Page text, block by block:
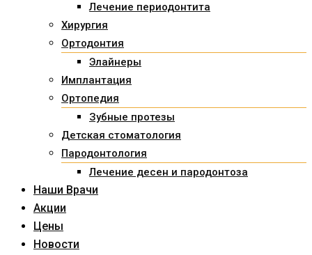
Лечение периодонтита
Хирургия
Ортодонтия
Элайнеры
Имплантация
Ортопедия
Зубные протезы
Детская стоматология
Пародонтология
Лечение десен и пародонтоза
Наши Врачи
Акции
Цены
Новости